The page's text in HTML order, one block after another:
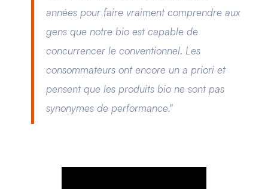
années pour faire vraiment comprendre aux
gens que notre bio est capable de
concurrencer le conventionnel. Les
consommateurs ont encore un a priori et
pensent que les produits bio ne sont pas
synonymes de performance."